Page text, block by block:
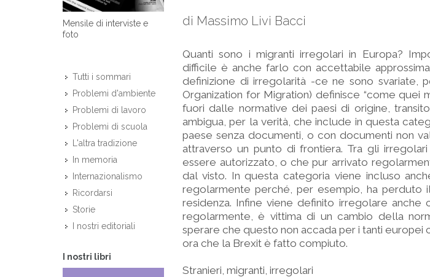
Mensile di interviste e
foto
Tutti i sommari
Problemi d'ambiente
Problemi di lavoro
Problemi di scuola
L'altra tradizione
In memoria
Internazionalismo
Ricordarsi
Storie
I nostri editoriali
I nostri libri
di Massimo Livi Bacci
Quanti sono i migranti irregolari in Europa?
difficile è anche farlo con accettabile
definizione di irregolarità -ce ne sono svariate,
Organization for Migration) definisce “come quei
fuori dalle normative dei paesi di origine,
ambigua, per la verità, che include in questa
paese senza documenti, o con documenti non
attraverso un punto di frontiera. Tra gli
essere autorizzato, o che pur arrivato
dal visto. In questa categoria viene incluso
regolarmente perché, per esempio, ha
residenza. Infine viene definito irregolare anche
regolarmente, è vittima di un cambio della
sperare che questo non accada per i tanti europei
ora che la Brexit è fatto compiuto.
Stranieri, migranti, irregolari